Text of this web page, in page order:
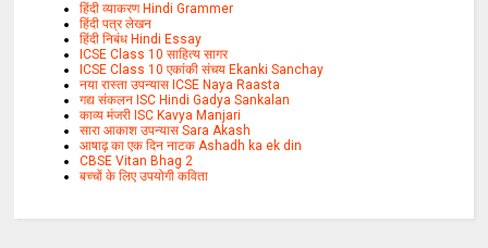
हिंदी व्याकरण Hindi Grammer
हिंदी पत्र लेखन
हिंदी निबंध Hindi Essay
ICSE Class 10 साहित्य सागर
ICSE Class 10 एकांकी संचय Ekanki Sanchay
नया रास्ता उपन्यास ICSE Naya Raasta
गद्य संकलन ISC Hindi Gadya Sankalan
काव्य मंजरी ISC Kavya Manjari
सारा आकाश उपन्यास Sara Akash
आषाढ़ का एक दिन नाटक Ashadh ka ek din
CBSE Vitan Bhag 2
बच्चों के लिए उपयोगी कविता